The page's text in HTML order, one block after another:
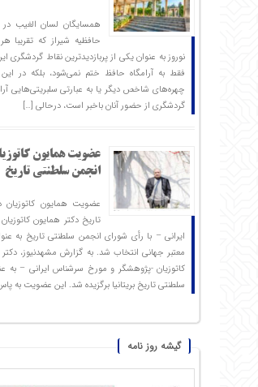
همسایگان لسان الغیب در
حافظیه‌ شیراز که تقریبا
نوروز به عنوان یکی از پربازدیدترین نقاط گردشگری
فقط به آرامگاه حافظ ختم نمی‌شود، بلکه در این
چهره‌های شاخص دیگر یا به عبارتی سلبریتی‌هایی
گردشگری از حضور آنان باخبر است، درحالی […]
عضویت همایون
انجمن سلطنتی تاریخ
عضویت همایون کاتوزیان
تاریخ دکتر همایون
ایرانی – با رأی شورای انجمن سلطنتی تاریخ به
معتبر جهانی انتخاب شد. به گزارش مشهدنیوز،
کاتوزیان -پژوهشگر و مورخ سرشناس ایرانی – به
سلطنتی تاریخ بریتانیا برگزیده شد. این عضویت به
گیشه روز نامه